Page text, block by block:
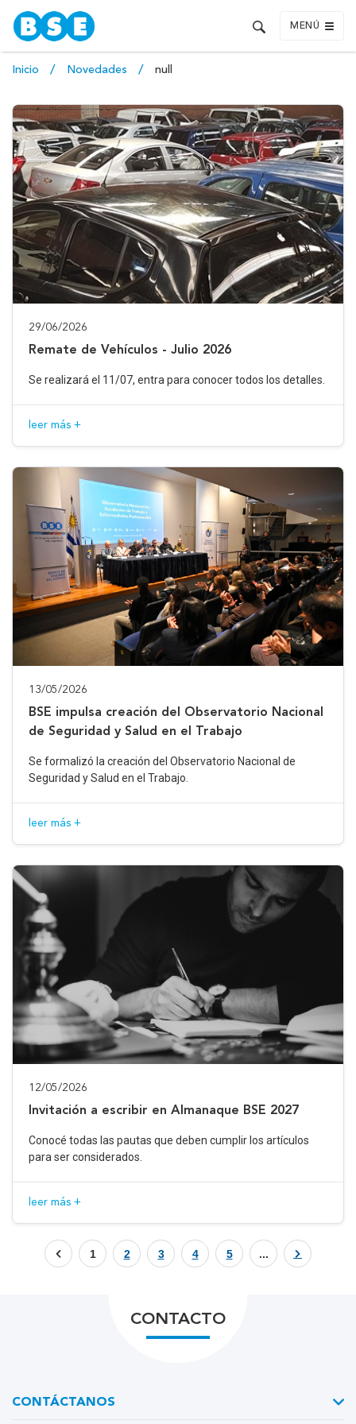
MENÚ
Inicio Novedades null
29/06/2026
Remate de Vehículos - Julio 2026
Se realizará el 11/07, entra para conocer todos los detalles.
leer más +
13/05/2026
BSE impulsa creación del Observatorio Nacional
de Seguridad y Salud en el Trabajo
Se formalizó la creación del Observatorio Nacional de
Seguridad y Salud en el Trabajo.
leer más +
12/05/2026
Invitación a escribir en Almanaque BSE 2027
Conocé todas las pautas que deben cumplir los artículos
para ser considerados.
leer más +
1 2 3 4 5 ...
CONTACTO
CONTÁCTANOS